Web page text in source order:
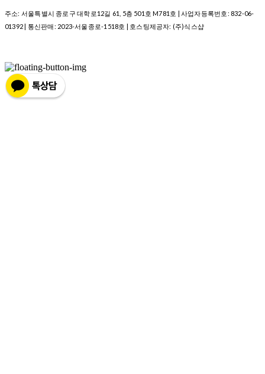
주소: 서울특별시 종로구 대학로12길 61, 5층 501호 M781호 | 사업자등록번호: 832-06-
01392 | 통신판매: 2023-서울종로-1518호 | 호스팅제공자: (주)식스샵